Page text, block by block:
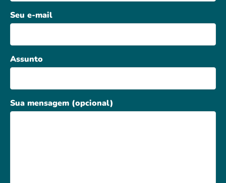
Seu e-mail
Assunto
Sua mensagem (opcional)